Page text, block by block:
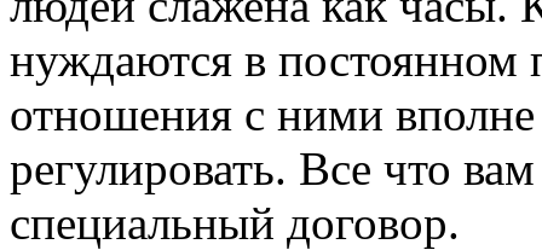
нуждаются в постоянном
отношения с ними
регулировать. Все что
специальный договор.